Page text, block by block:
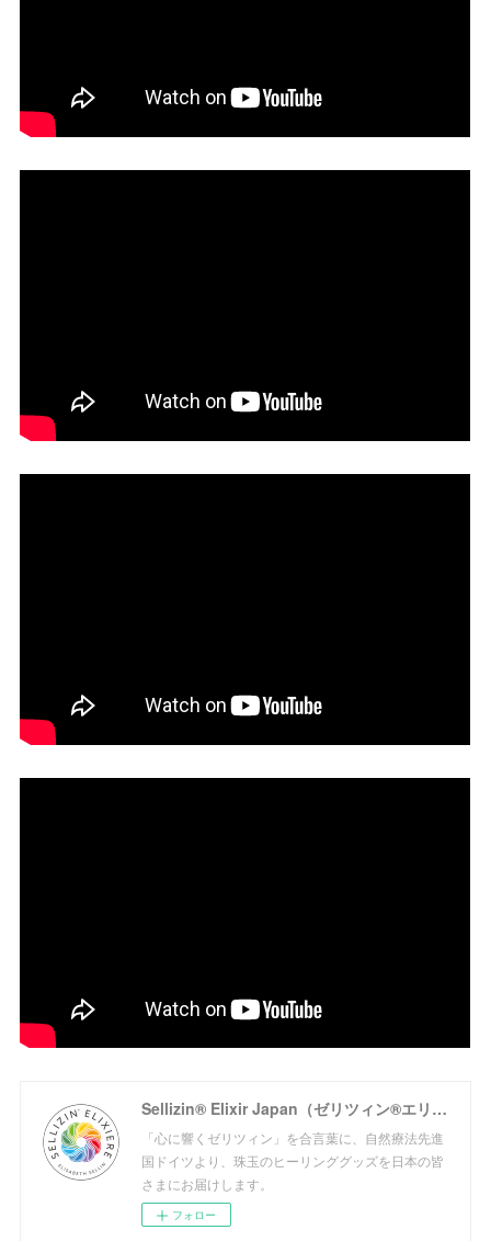
Sellizin® Elixir Japan（ゼリツィン®エリクサージャパン公式サイト）
「心に響くゼリツィン」を合言葉に、自然療法先進
国ドイツより、珠玉のヒーリンググッズを日本の皆
さまにお届けします。
フォロー